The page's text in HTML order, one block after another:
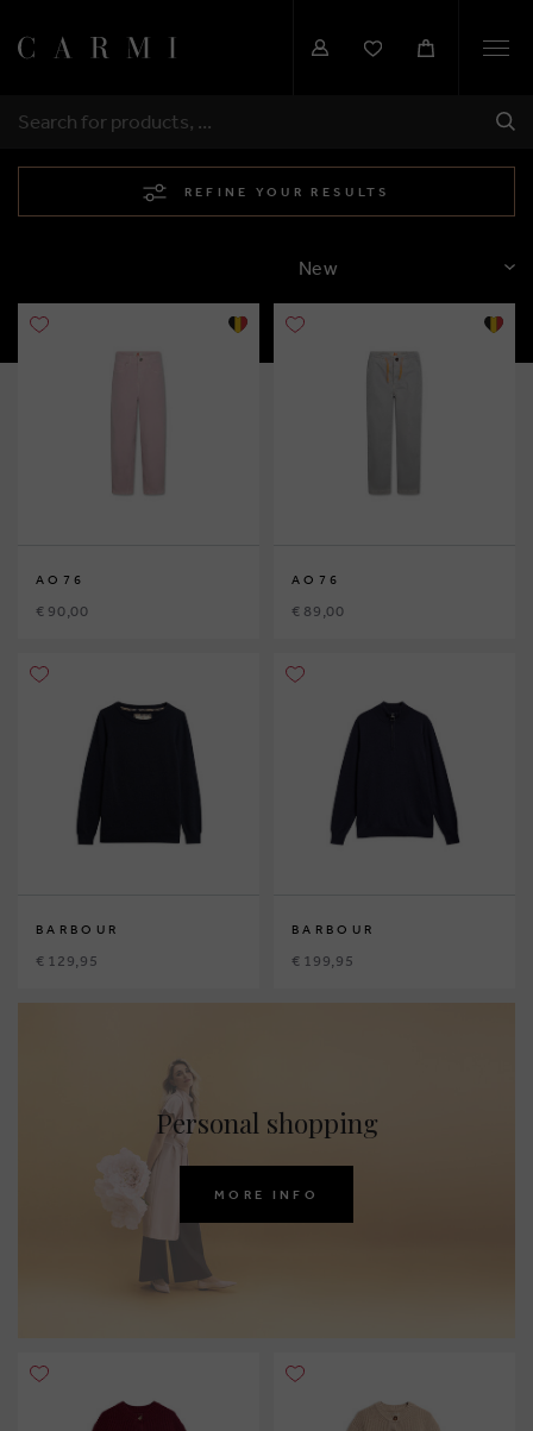
SEARCH
REFINE YOUR RESULTS
SORT
AO76
€ 90,00
AO76
€ 89,00
BARBOUR
€ 129,95
BARBOUR
€ 199,95
Personal shopping
MORE INFO